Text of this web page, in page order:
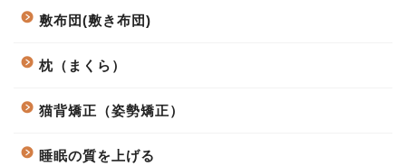
敷布団(敷き布団)
枕（まくら）
猫背矯正（姿勢矯正）
睡眠の質を上げる